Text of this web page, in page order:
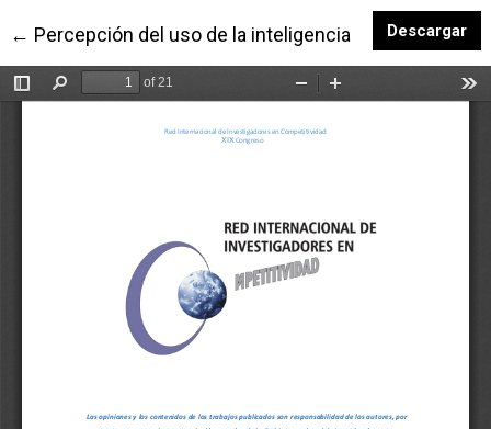
← Volver a los detalles del artículo
Percepción del uso de la inteligencia artificialDescargar